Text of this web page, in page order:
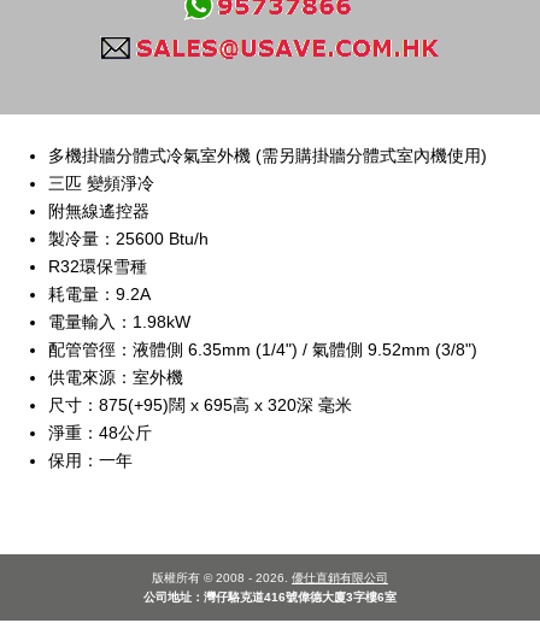
多機掛牆分體式冷氣室外機 (需另購掛牆分體式室內機使用)
三匹 變頻淨冷
附無線遙控器
製冷量：25600 Btu/h
R32環保雪種
耗電量：9.2A
電量輸入：1.98kW
配管管徑：液體側 6.35mm (1/4") / 氣體側 9.52mm (3/8")
供電來源：室外機
尺寸：875(+95)闊 x 695高 x 320深 毫米
淨重：48公斤
保用：一年
版權所有 © 2008 - 2026. 優仕直銷有限公司
公司地址：灣仔駱克道416號偉德大廈3字樓6室